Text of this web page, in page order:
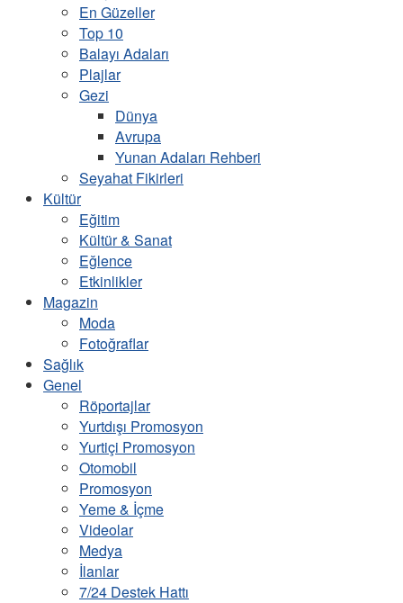
En Güzeller
Top 10
Balayı Adaları
Plajlar
Gezi
Dünya
Avrupa
Yunan Adaları Rehberi
Seyahat Fikirleri
Kültür
Eğitim
Kültür & Sanat
Eğlence
Etkinlikler
Magazin
Moda
Fotoğraflar
Sağlık
Genel
Röportajlar
Yurtdışı Promosyon
Yurtiçi Promosyon
Otomobil
Promosyon
Yeme & İçme
Videolar
Medya
İlanlar
7/24 Destek Hattı